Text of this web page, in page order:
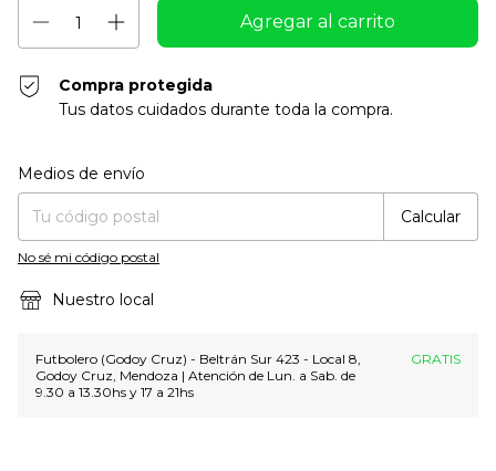
Compra protegida
Tus datos cuidados durante toda la compra.
Entregas para el CP:
Medios de envío
Calcular
No sé mi código postal
Nuestro local
Futbolero (Godoy Cruz) - Beltrán Sur 423 - Local 8,
Godoy Cruz, Mendoza | Atención de Lun. a Sab. de
9.30 a 13.30hs y 17 a 21hs
GRATIS